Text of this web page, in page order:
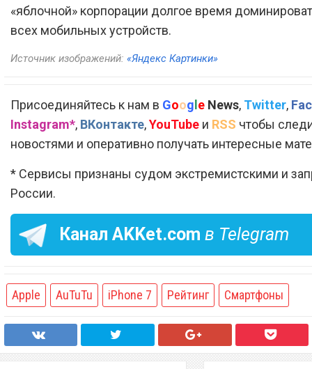
«яблочной» корпорации долгое время
всех мобильных устройств.
Источник изображений: «Яндекс Картинки»
Присоединяйтесь к нам в Goog e News, Twitter,
Instagram*, ВКонтакте,YouTube и RSS чтобы
новостями и оперативно получать интересные
* Сервисы признаны судом экстремистскими и
России.
Канал AKKet.com в Telegram
Apple AuTuTu iPhone 7 Рейтинг Смартфоны